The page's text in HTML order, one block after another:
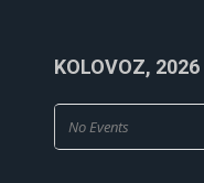
KOLOVOZ, 2026
No Events